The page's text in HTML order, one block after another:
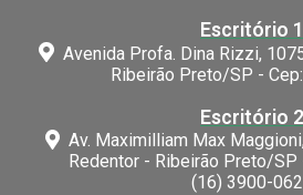
Escritório 1
Avenida Profa. Dina Rizzi,
Ribeirão Preto/SP -
Escritório 2
Av. Maximilliam Max
Redentor - Ribeirão Preto/
(16) 3900-